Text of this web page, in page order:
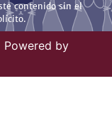
contenido sin el
Powered by